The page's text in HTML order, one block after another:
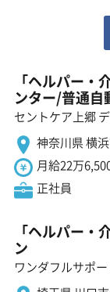
「ヘルパー
ンター/普通自
セントケア上郷
神奈川県 横
月給22万
正社員
「ヘルパー・
ン
ワンダフルサポ